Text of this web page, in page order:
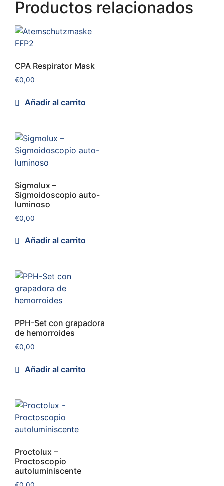
Productos relacionados
CPA Respirator Mask
€0,00
Añadir al carrito
Sigmolux –
Sigmoidoscopio auto-
luminoso
€0,00
Añadir al carrito
PPH-Set con grapadora
de hemorroides
€0,00
Añadir al carrito
Proctolux –
Proctoscopio
autoluminiscente